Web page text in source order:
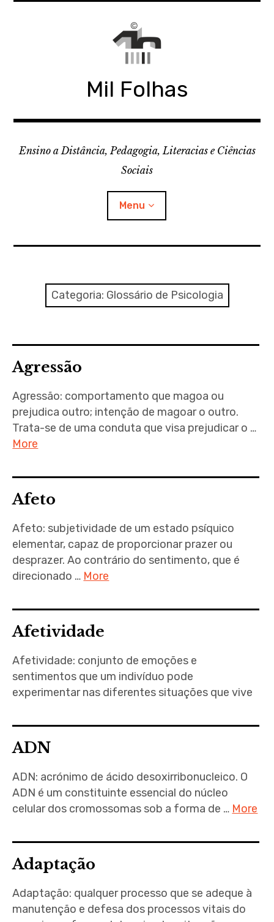
Mil Folhas
Ensino a Distância, Pedagogia, Literacias e Ciências
Sociais
Menu
Ferramentas Digitais
Glossário de Psicologia
Psicologia – Biografias
Categoria: Glossário de Psicologia
Agressão
Agressão: comportamento que magoa ou
prejudica outro; intenção de magoar o outro.
Trata-se de uma conduta que visa prejudicar o …
More
Afeto
Afeto: subjetividade de um estado psíquico
elementar, capaz de proporcionar prazer ou
desprazer. Ao contrário do sentimento, que é
direcionado … More
Afetividade
Afetividade: conjunto de emoções e
sentimentos que um indivíduo pode
experimentar nas diferentes situações que vive
ADN
ADN: acrónimo de ácido desoxirribonucleico. O
ADN é um constituinte essencial do núcleo
celular dos cromossomas sob a forma de … More
Adaptação
Adaptação: qualquer processo que se adeque à
manutenção e defesa dos processos vitais do